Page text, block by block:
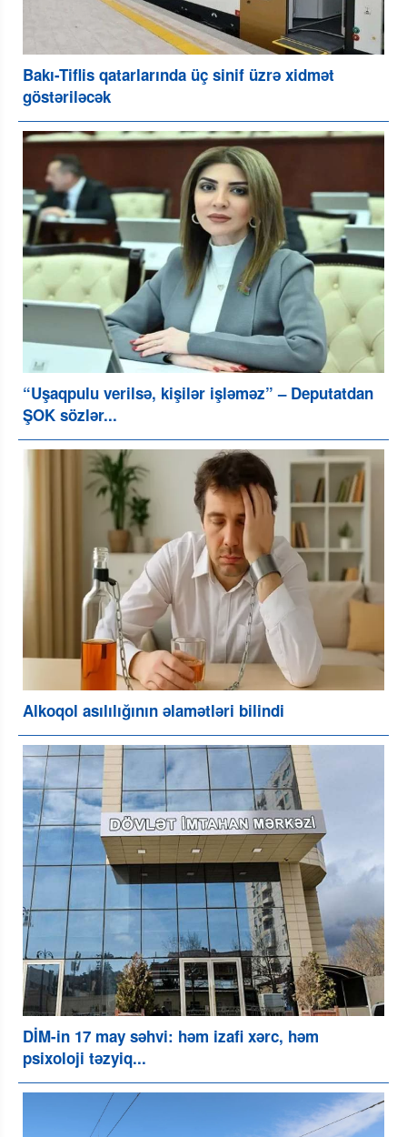
Bakı-Tiflis qatarlarında üç sinif üzrə xidmət
göstəriləcək
“Uşaqpulu verilsə, kişilər işləməz” – Deputatdan
ŞOK sözlər...
Alkoqol asılılığının əlamətləri bilindi
DİM-in 17 may səhvi: həm izafi xərc, həm
psixoloji təzyiq...